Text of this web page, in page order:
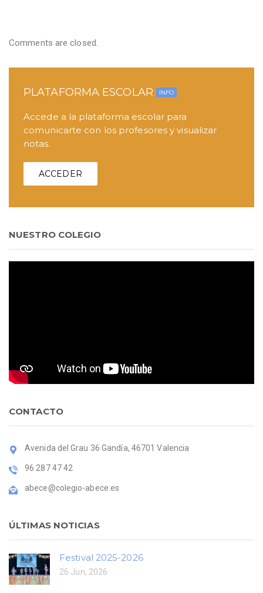
Comments are closed.
PLATAFORMA ESCOLAR INFO
Accede a la plataforma escolar para
comunicarte con los profesores y visualizar
notas.
ACCEDER
NUESTRO COLEGIO
CONTACTO
Avenida del Grau 36 Gandía, 46701 Valencia
96 287 47 42
abece@colegio-abece.es
ÚLTIMAS NOTICIAS
Festival 2025-2026
26 Jun, 2026